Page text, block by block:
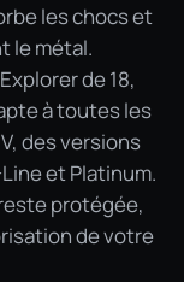
les chocs et
le métal.
de 18,
à toutes les
des versions
et Platinum.
protégée,
de votre